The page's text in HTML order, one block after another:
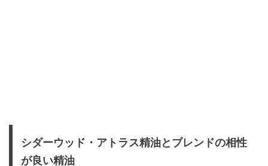
シダーウッド・アトラス精油とブレンドの相性
が良い精油